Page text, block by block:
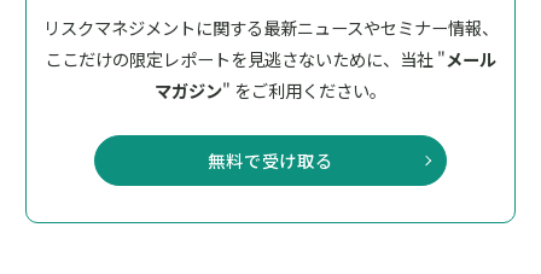
リスクマネジメントに関する最新ニュースやセミナー情報、
ここだけの限定レポートを見逃さないために、 当社 "メール
マガジン" をご利用ください。
無料で受け取る